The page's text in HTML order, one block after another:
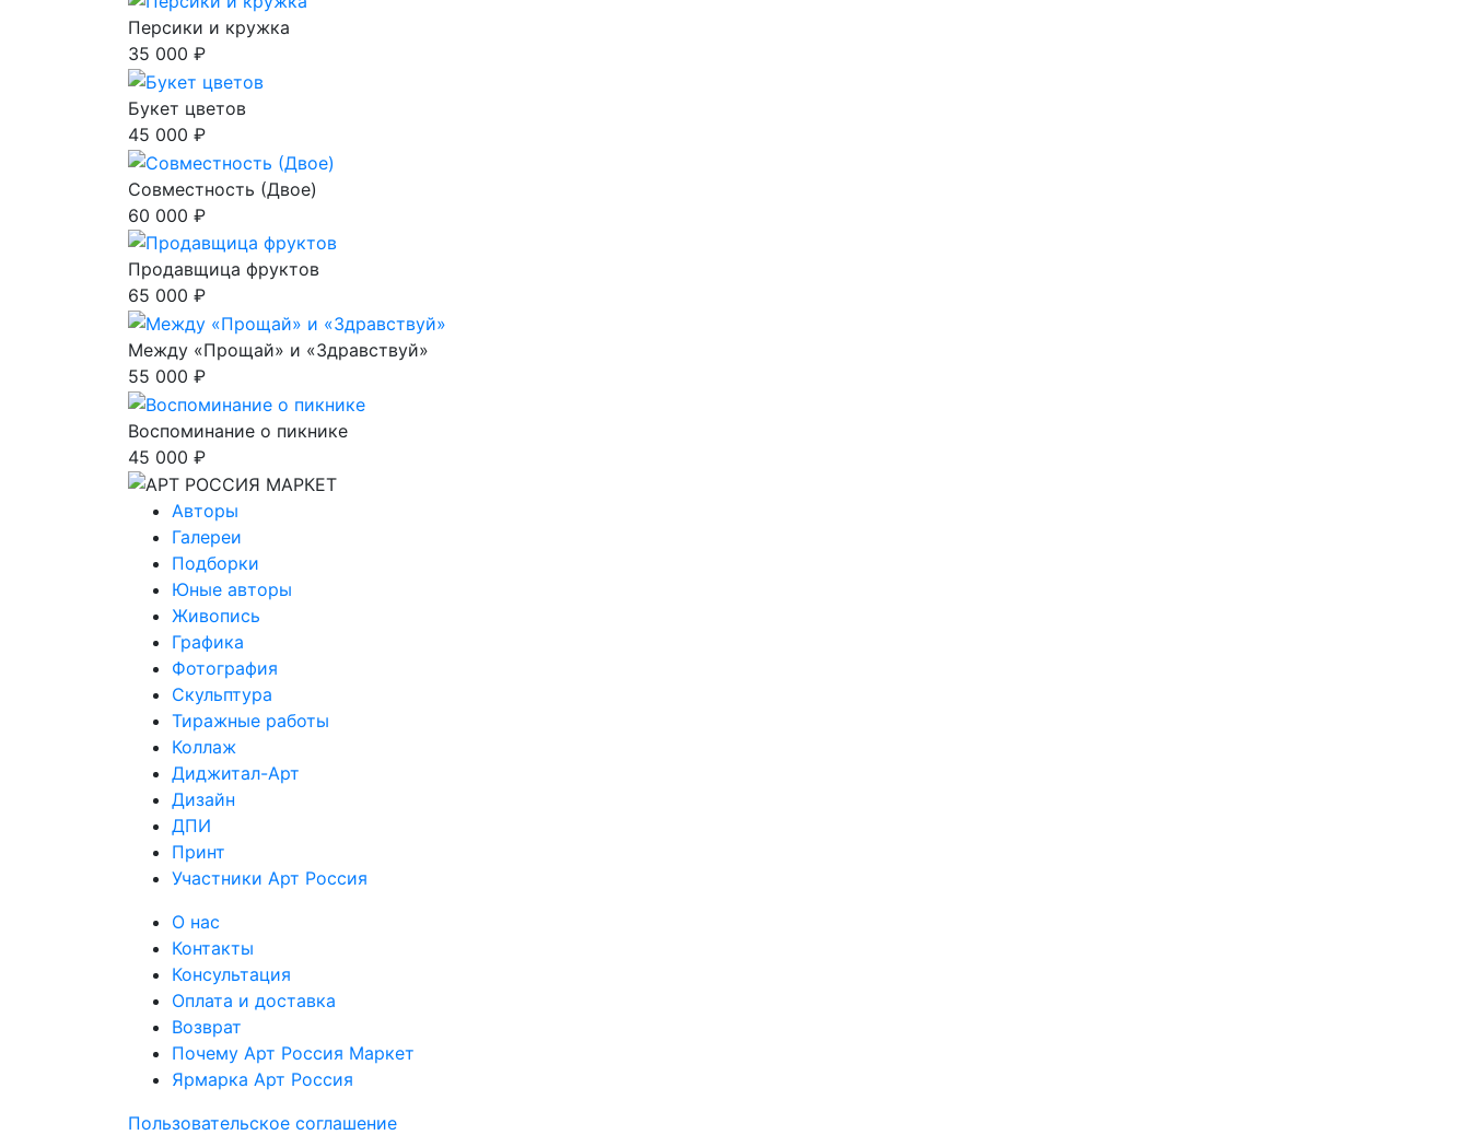
Персики и кружка
35 000 ₽
Букет цветов
45 000 ₽
Совместность (Двое)
60 000 ₽
Продавщица фруктов
65 000 ₽
Между «Прощай» и «Здравствуй»
55 000 ₽
Воспоминание о пикнике
45 000 ₽
Авторы
Галереи
Подборки
Юные авторы
Живопись
Графика
Фотография
Скульптура
Тиражные работы
Коллаж
Диджитал-Арт
Дизайн
ДПИ
Принт
Участники Арт Россия
О нас
Контакты
Консультация
Оплата и доставка
Возврат
Почему Арт Россия Маркет
Ярмарка Арт Россия
Пользовательское соглашение